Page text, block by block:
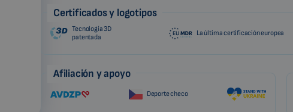
Certificados y logotipos
Tecnología 3D
patentada
La última certificación europea
Afiliación y apoyo
Deporte checo